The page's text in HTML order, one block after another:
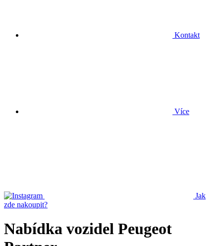
Kontakt
Více
Jak
zde nakoupit?
Nabídka vozidel Peugeot